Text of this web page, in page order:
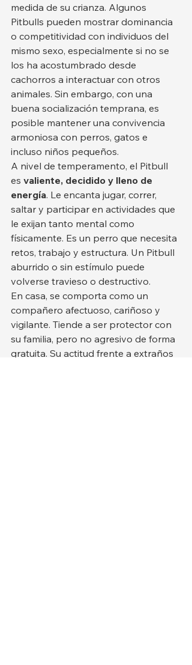
medida de su crianza. Algunos
Pitbulls pueden mostrar dominancia
o competitividad con individuos del
mismo sexo, especialmente si no se
los ha acostumbrado desde
cachorros a interactuar con otros
animales. Sin embargo, con una
buena socialización temprana, es
posible mantener una convivencia
armoniosa con perros, gatos e
incluso niños pequeños.
A nivel de temperamento, el Pitbull
es valiente, decidido y lleno de
energía. Le encanta jugar, correr,
saltar y participar en actividades que
le exijan tanto mental como
físicamente. Es un perro que necesita
retos, trabajo y estructura. Un Pitbull
aburrido o sin estímulo puede
volverse travieso o destructivo.
En casa, se comporta como un
compañero afectuoso, cariñoso y
vigilante. Tiende a ser protector con
su familia, pero no agresivo de forma
gratuita. Su actitud frente a extraños